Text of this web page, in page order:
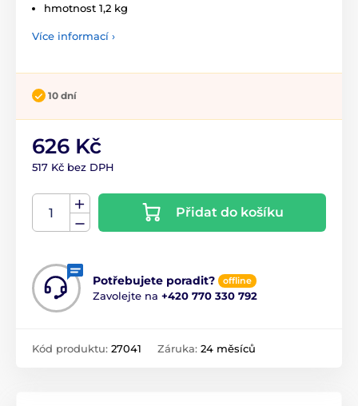
hmotnost 1,2 kg
Více informací ›
10 dní
626 Kč
517 Kč bez DPH
Přidat do košíku
Potřebujete poradit? offline
Zavolejte na +420 770 330 792
Kód produktu: 27041 Záruka: 24 měsíců